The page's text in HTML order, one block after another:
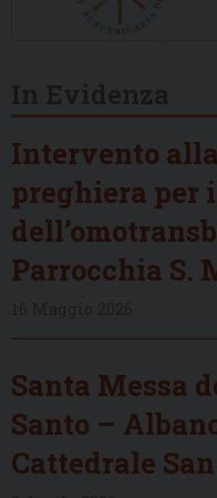
Intervento
preghiera per
Parrocchia S.
Santa Messa
Santo –
Cattedrale